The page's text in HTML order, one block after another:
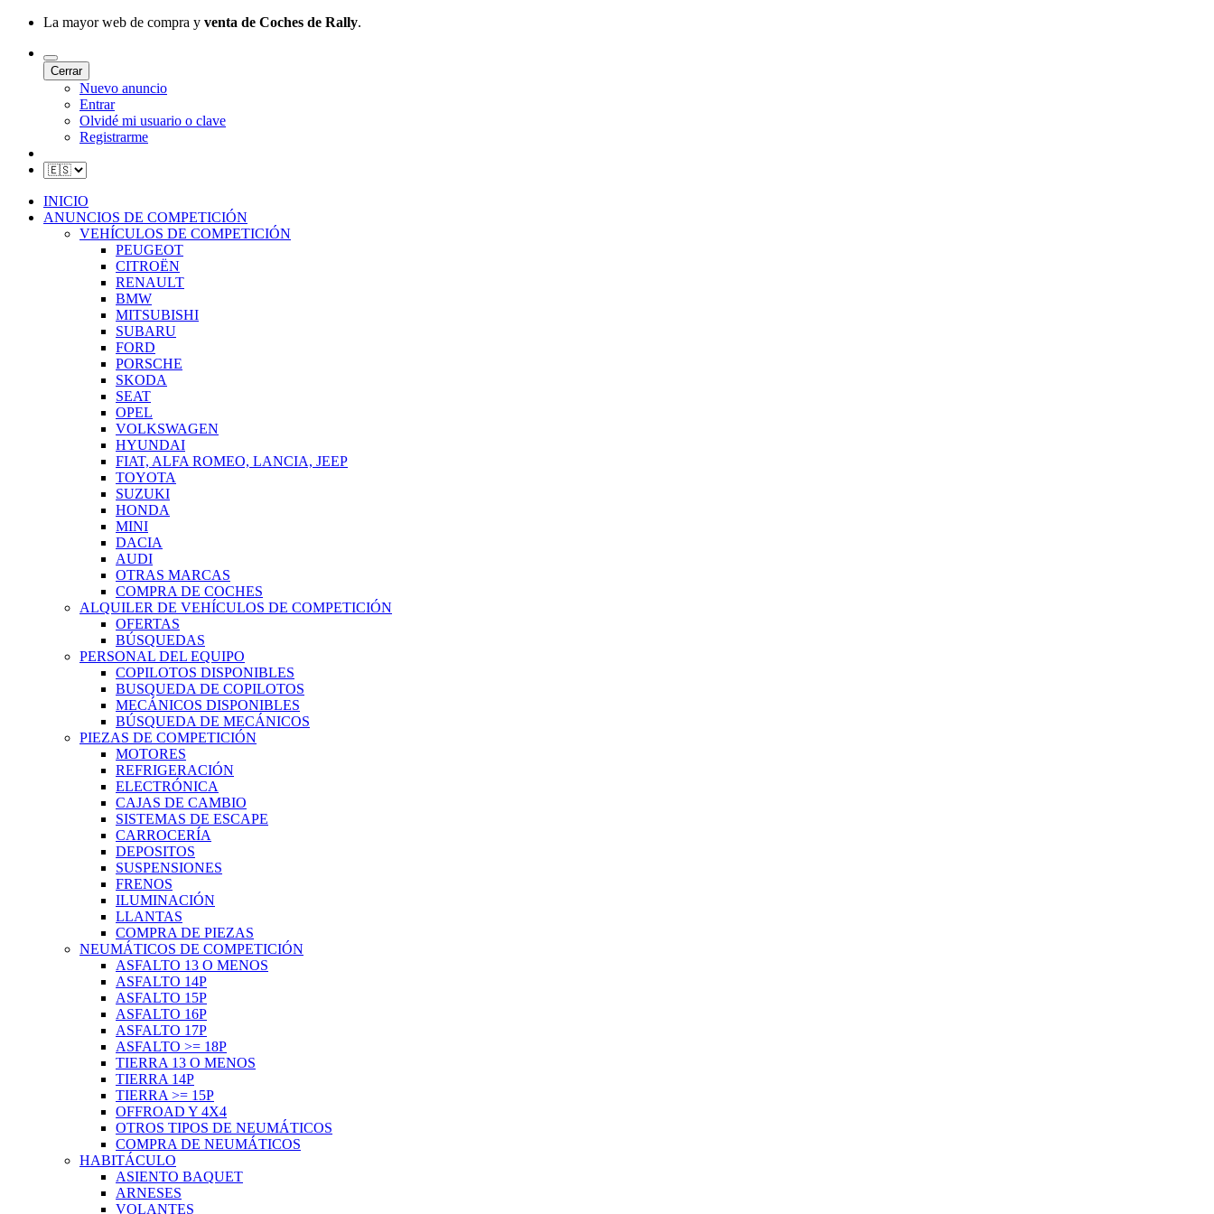
La mayor web de compra y venta de Coches de Rally.
Cerrar
Nuevo anuncio
Entrar
Olvidé mi usuario o clave
Registrarme
INICIO
ANUNCIOS DE COMPETICIÓN
VEHÍCULOS DE COMPETICIÓN
PEUGEOT
CITROËN
RENAULT
BMW
MITSUBISHI
SUBARU
FORD
PORSCHE
SKODA
SEAT
OPEL
VOLKSWAGEN
HYUNDAI
FIAT, ALFA ROMEO, LANCIA, JEEP
TOYOTA
SUZUKI
HONDA
MINI
DACIA
AUDI
OTRAS MARCAS
COMPRA DE COCHES
ALQUILER DE VEHÍCULOS DE COMPETICIÓN
OFERTAS
BÚSQUEDAS
PERSONAL DEL EQUIPO
COPILOTOS DISPONIBLES
BUSQUEDA DE COPILOTOS
MECÁNICOS DISPONIBLES
BÚSQUEDA DE MECÁNICOS
PIEZAS DE COMPETICIÓN
MOTORES
REFRIGERACIÓN
ELECTRÓNICA
CAJAS DE CAMBIO
SISTEMAS DE ESCAPE
CARROCERÍA
DEPOSITOS
SUSPENSIONES
FRENOS
ILUMINACIÓN
LLANTAS
COMPRA DE PIEZAS
NEUMÁTICOS DE COMPETICIÓN
ASFALTO 13 O MENOS
ASFALTO 14P
ASFALTO 15P
ASFALTO 16P
ASFALTO 17P
ASFALTO >= 18P
TIERRA 13 O MENOS
TIERRA 14P
TIERRA >= 15P
OFFROAD Y 4X4
OTROS TIPOS DE NEUMÁTICOS
COMPRA DE NEUMÁTICOS
HABITÁCULO
ASIENTO BAQUET
ARNESES
VOLANTES